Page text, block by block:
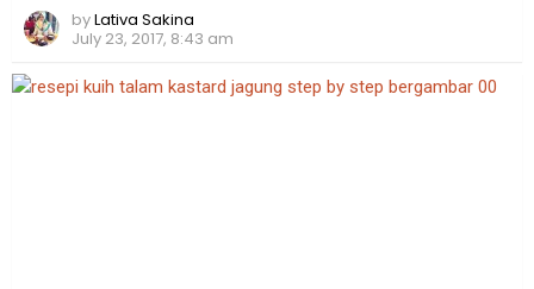
byLativa Sakina
July 23, 2017, 8:43 am